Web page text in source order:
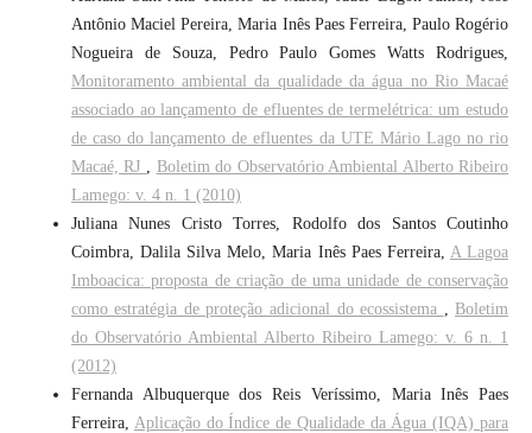
Antônio Maciel Pereira, Maria Inês Paes Ferreira, Paulo Rogério
Nogueira de Souza, Pedro Paulo Gomes Watts Rodrigues,
Monitoramento ambiental da qualidade da água no Rio Macaé
associado ao lançamento de efluentes de termelétrica: um estudo
de caso do lançamento de efluentes da UTE Mário Lago no rio
Macaé, RJ
Boletim do Observatório Ambiental Alberto Ribeiro
Lamego: v. 4 n. 1 (2010)
Juliana Nunes Cristo Torres, Rodolfo dos Santos Coutinho
Coimbra, Dalila Silva Melo, Maria Inês Paes Ferreira, A Lagoa
Imboacica: proposta de criação de uma unidade de conservação
como estratégia de proteção adicional do ecossistema
Boletim
do Observatório Ambiental Alberto Ribeiro Lamego: v. 6 n. 1
(2012)
Fernanda Albuquerque dos Reis Veríssimo, Maria Inês Paes
Ferreira, Aplicação do Índice de Qualidade da Água (IQA) para